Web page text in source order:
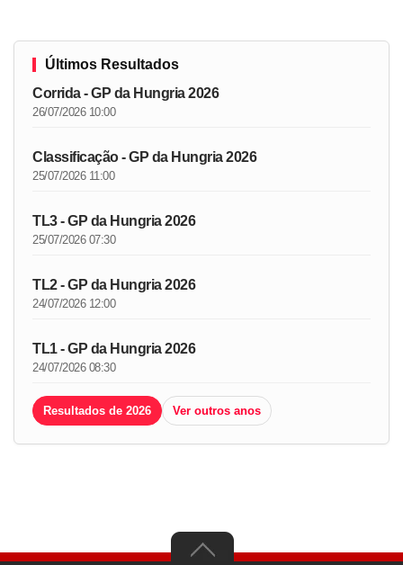
Últimos Resultados
Corrida - GP da Hungria 2026
26/07/2026 10:00
Classificação - GP da Hungria 2026
25/07/2026 11:00
TL3 - GP da Hungria 2026
25/07/2026 07:30
TL2 - GP da Hungria 2026
24/07/2026 12:00
TL1 - GP da Hungria 2026
24/07/2026 08:30
Resultados de 2026 Ver outros anos